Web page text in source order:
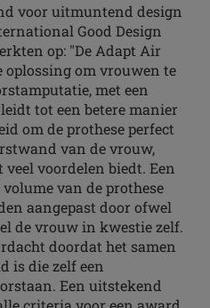
voor uitmuntend design
Good Design
op: "De Adapt Air
om vrouwen te
met een
tot een betere manier
om de prothese perfect
van de vrouw,
voordelen biedt. Een
van de prothese
aangepast door ofwel
de vrouw in kwestie zelf.
doordat het samen
is die zelf een
Een uitstekend